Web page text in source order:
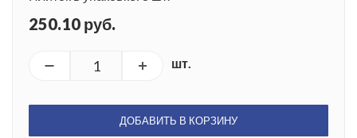
250.10 руб.
шт.
ДОБАВИТЬ В КОРЗИНУ